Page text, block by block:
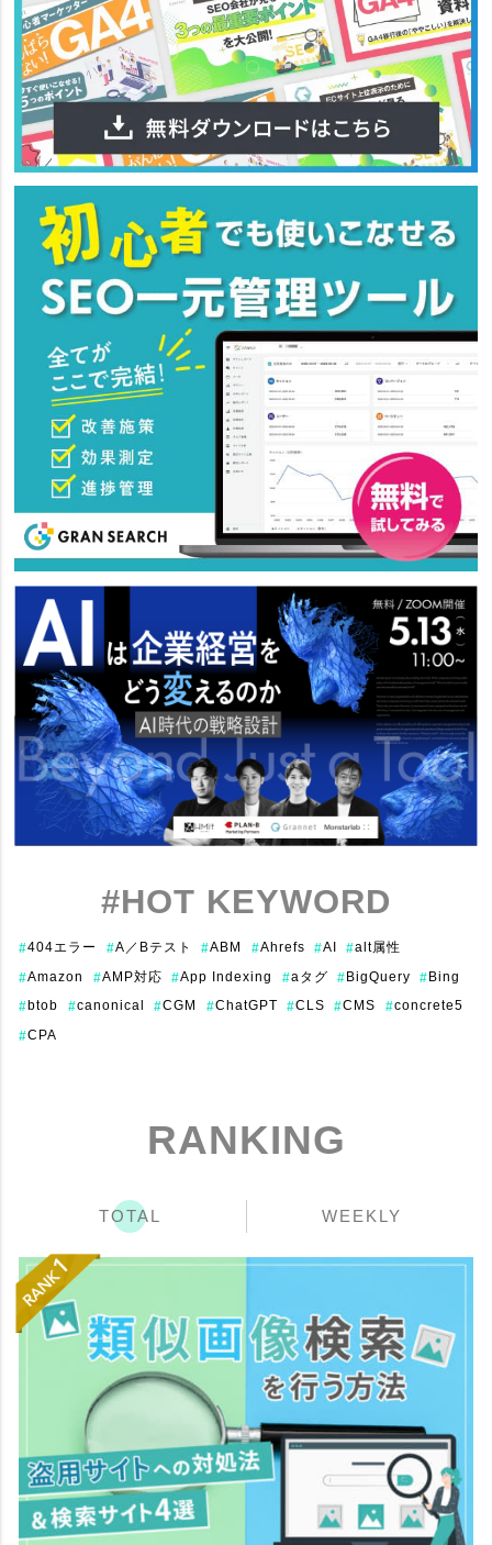
#HOT KEYWORD
#404エラー #A／Bテスト #ABM #Ahrefs #AI #alt属性
#Amazon #AMP対応 #App Indexing #aタグ #BigQuery #Bing
#btob #canonical #CGM #ChatGPT #CLS #CMS #concrete5
#CPA
RANKING
TOTAL WEEKLY